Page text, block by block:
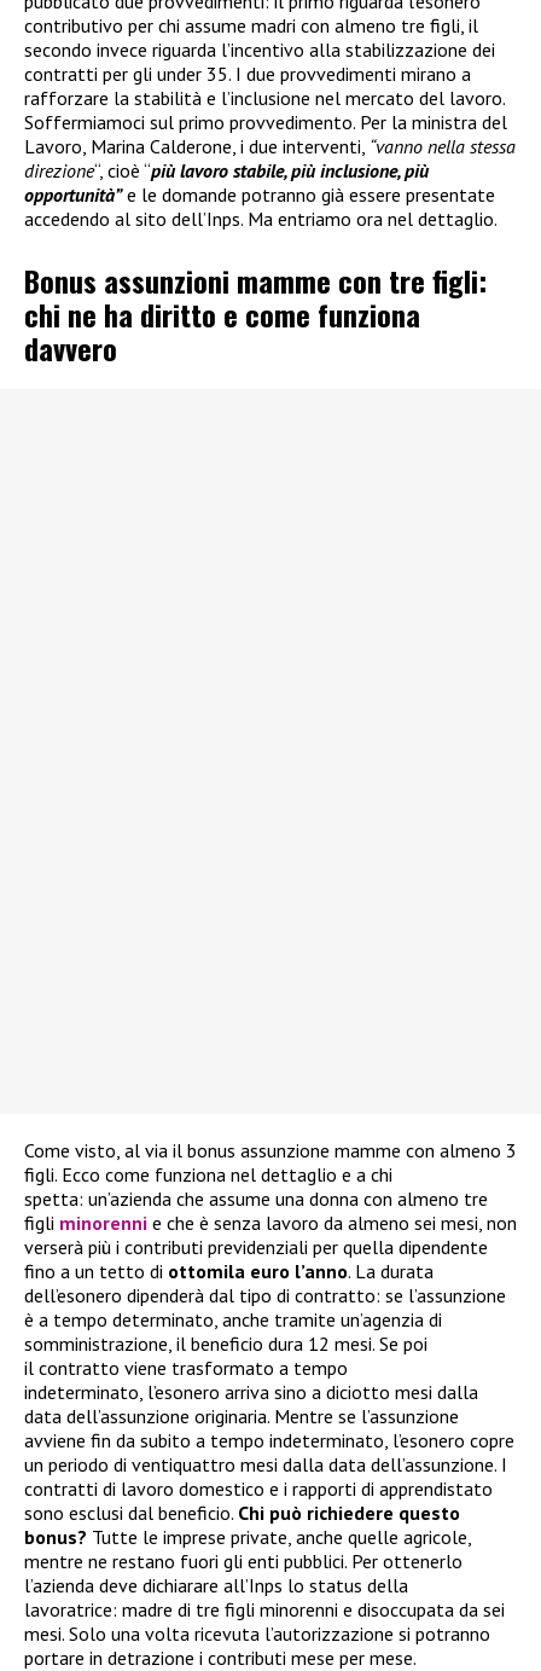
contributivo per chi assume madri con almeno tre figli, il
secondo invece riguarda l’incentivo alla stabilizzazione dei
contratti per gli under 35. I due provvedimenti mirano a
rafforzare la stabilità e l’inclusione nel mercato del lavoro.
Soffermiamoci sul primo provvedimento. Per la ministra del
Lavoro, Marina Calderone, i due interventi, “vanno nella stessa
direzione“, cioè “più lavoro stabile, più inclusione, più
opportunità”e le domande potranno già essere presentate
accedendo al sito dell’Inps. Ma entriamo ora nel dettaglio.
Bonus assunzioni mamme con tre figli:
chi ne ha diritto e come funziona
davvero
Come visto, al via il bonus assunzione mamme con almeno 3
figli. Ecco come funziona nel dettaglio e a chi
spetta: un’azienda che assume una donna con almeno tre
figli minorenni e che è senza lavoro da almeno sei mesi, non
verserà più i contributi previdenziali per quella dipendente
fino a un tetto di ottomila euro l’anno. La durata
dell’esonero dipenderà dal tipo di contratto: se l’assunzione
è a tempo determinato, anche tramite un’agenzia di
somministrazione, il beneficio dura 12 mesi. Se poi
il contratto viene trasformato a tempo
indeterminato, l’esonero arriva sino a diciotto mesi dalla
data dell’assunzione originaria. Mentre se l’assunzione
avviene fin da subito a tempo indeterminato, l’esonero copre
un periodo di ventiquattro mesi dalla data dell’assunzione. I
contratti di lavoro domestico e i rapporti di apprendistato
sono esclusi dal beneficio. Chi può richiedere questo
bonus? Tutte le imprese private, anche quelle agricole,
mentre ne restano fuori gli enti pubblici. Per ottenerlo
l’azienda deve dichiarare all’Inps lo status della
lavoratrice: madre di tre figli minorenni e disoccupata da sei
mesi. Solo una volta ricevuta l’autorizzazione si potranno
portare in detrazione i contributi mese per mese.